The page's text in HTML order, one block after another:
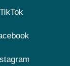
TikTok